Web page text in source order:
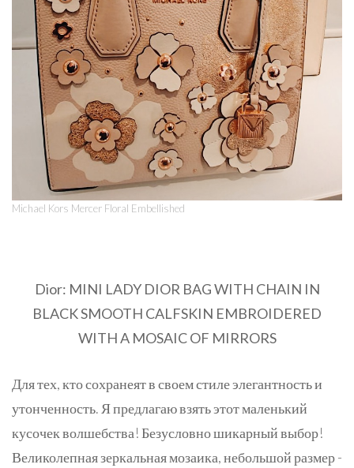
Michael Kors Mercer Floral Embellished
Dior: MINI LADY DIOR BAG WITH CHAIN IN
BLACK SMOOTH CALFSKIN EMBROIDERED
WITH A MOSAIC OF MIRRORS
Для тех, кто сохранеят в своем стиле элегантность и
утонченность. Я предлагаю взять этот маленький
кусочек волшебства! Безусловно шикарный выбор!
Великолепная зеркальная мозаика, небольшой размер -